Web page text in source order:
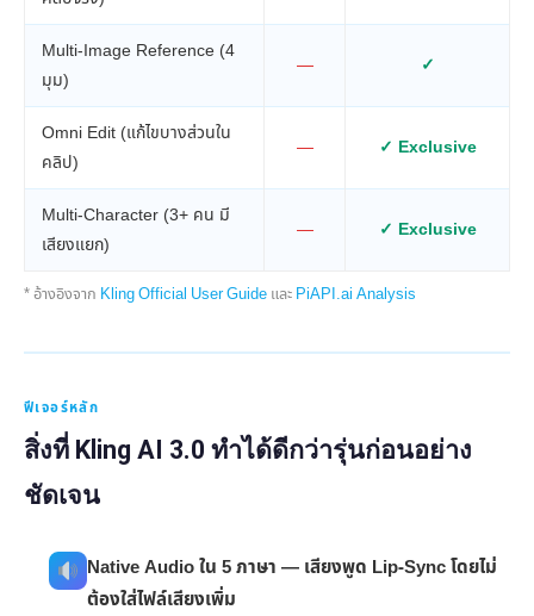
Multi-Image Reference (4
มุม)
— ✓
Omni Edit (แก้ไขบางส่วนใน
คลิป)
— ✓ Exclusive
Multi-Character (3+ คน มี
เสียงแยก)
— ✓ Exclusive
* อ้างอิงจาก Kling Official User Guide และ PiAPI.ai Analysis
ฟีเจอร์หลัก
สิ่งที่ Kling AI 3.0 ทำได้ดีกว่ารุ่นก่อนอย่าง
ชัดเจน
Native Audio ใน 5 ภาษา — เสียงพูด Lip-Sync โดยไม่
ต้องใส่ไฟล์เสียงเพิ่ม